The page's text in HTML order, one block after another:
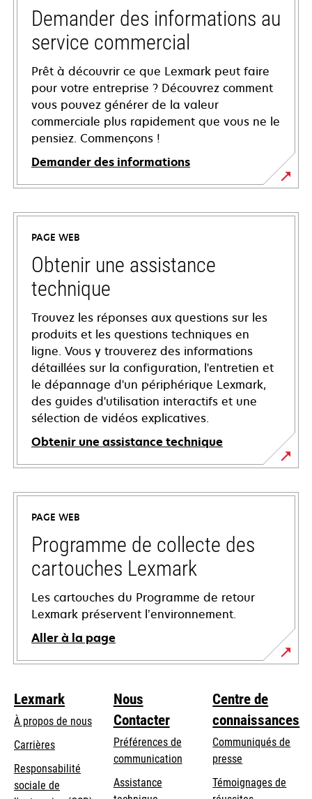
Demander des informations au
service commercial
Prêt à découvrir ce que Lexmark peut faire
pour votre entreprise ? Découvrez comment
vous pouvez générer de la valeur
commerciale plus rapidement que vous ne le
pensiez. Commençons !
Demander des informations
PAGE WEB
Obtenir une assistance
technique
Trouvez les réponses aux questions sur les
produits et les questions techniques en
ligne. Vous y trouverez des informations
détaillées sur la configuration, l'entretien et
le dépannage d'un périphérique Lexmark,
des guides d'utilisation interactifs et une
sélection de vidéos explicatives.
Obtenir une assistance technique
s’ouvre
dans
nouvel
onglet
PAGE WEB
Programme de collecte des
cartouches Lexmark
Les cartouches du Programme de retour
Lexmark préservent l’environnement.
Aller à la page
Lexmark
À propos de nous
Carrières
s’ouvre
dans
Responsabilité
sociale de
Nous
Contacter
Préférences de
communication
s’ouvre
Assistance
Centre de
connaissances
Communiqués de
presse
Témoignages de